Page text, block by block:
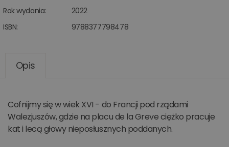
Rok wydania:
2022
ISBN:
9788377798478
Opis
Cofnijmy się w wiek XVI - do Francji pod rządami
Walezjuszów, gdzie na placu de la Greve ciężko pracuje
kat i lecą głowy nieposłusznych poddanych.